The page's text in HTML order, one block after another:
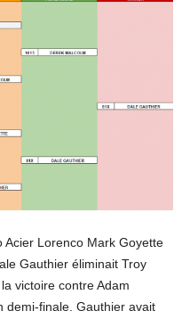
Acier Lorenco Mark Goyette
Gauthier éliminait Troy
victoire contre Adam
demi-finale. Gauthier avait